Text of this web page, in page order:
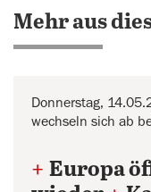
Mehr aus
Donnerstag,
wechseln sich ab
+ Europa